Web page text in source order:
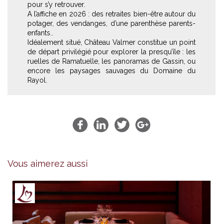
pour s’y retrouver.
A l’affiche en 2026 : des retraites bien-être autour du
potager, des vendanges, d’une parenthèse parents-
enfants..
Idéalement situé, Château Valmer constitue un point
de départ privilégié pour explorer la presqu’île : les
ruelles de Ramatuelle, les panoramas de Gassin, ou
encore les paysages sauvages du Domaine du
Rayol.
Vous aimerez aussi